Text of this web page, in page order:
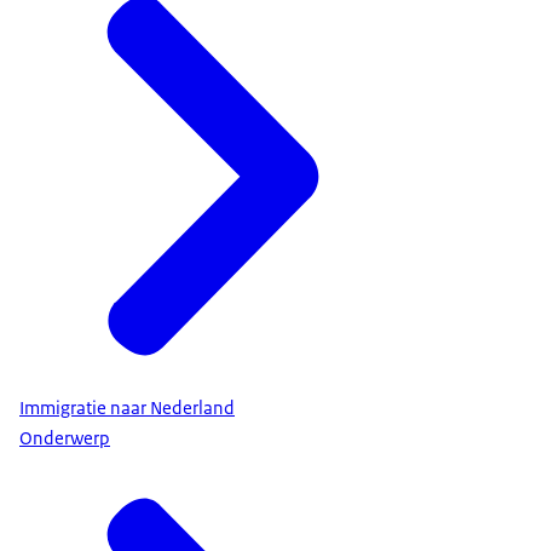
Immigratie naar Nederland
Onderwerp